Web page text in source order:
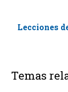
Lecciones
Temas